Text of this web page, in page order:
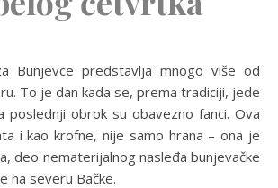
Bunjevce predstavlja mnogo više od
To je dan kada se, prema tradiciji, jede
poslednji obrok su obavezno fanci. Ova
i kao krofne, nije samo hrana – ona je
deo nematerijalnog nasleđa bunjevačke
na severu Bačke.